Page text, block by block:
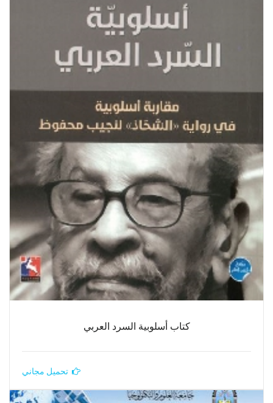
كتاب أسلوبية السرد العربي
تحميل مجاني